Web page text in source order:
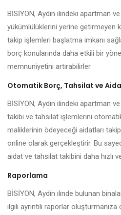
BİSİYON, Aydin ilindeki apartman
yükümlülüklerini yerine getirmeyen
takip işlemleri başlatma imkanı
borç konularında daha etkili bir
memnuniyetini artırabilirler.
Otomatik Borç, Tahsilat ve
BİSİYON, Aydin ilindeki apartman
takibi ve tahsilat işlemlerini
maliklerinin ödeyeceği aidatları
online olarak gerçekleştirir. Bu
aidat ve tahsilat takibini daha hızlı
Raporlama
BİSİYON, Aydin ilinde bulunan
ilgili ayrıntılı raporlar